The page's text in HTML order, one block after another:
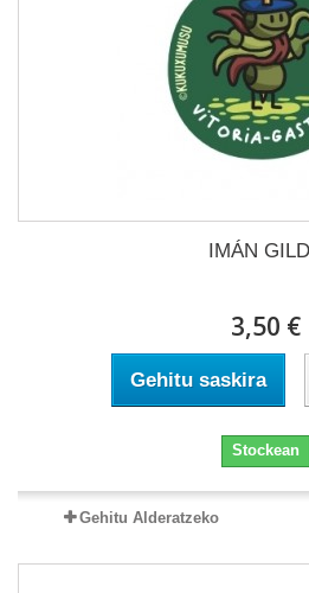
IMÁN
3,50 €
Gehitu saskira
Stockean
Gehitu Alderatzeko